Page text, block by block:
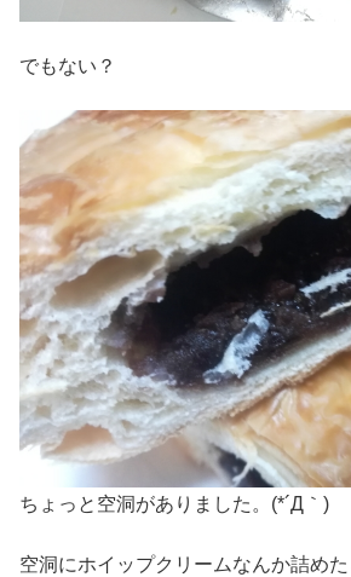
でもない？
ちょっと空洞がありました。(*´Д｀)
空洞にホイップクリームなんか詰め